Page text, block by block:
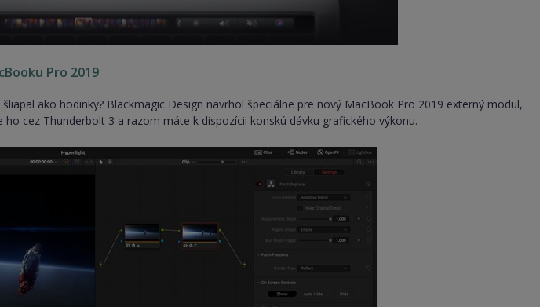
Pro 2019
ako hodinky? Blackmagic Design navrhol špeciálne pre nový MacBook Pro 2019 externý modul,
cez Thunderbolt 3 a razom máte k dispozícii konskú dávku grafického výkonu.